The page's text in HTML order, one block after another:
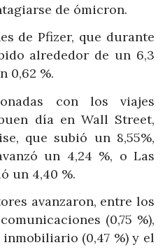
de ómicron.
de Pfizer, que durante
alrededor de un 6,3
0,62 %.
con los viajes
día en Wall Street,
que subió un 8,55%,
un 4,24 %, o Las
un 4,40 %.
avanzaron, entre los
(0,75 %),
(0,47 %) y el